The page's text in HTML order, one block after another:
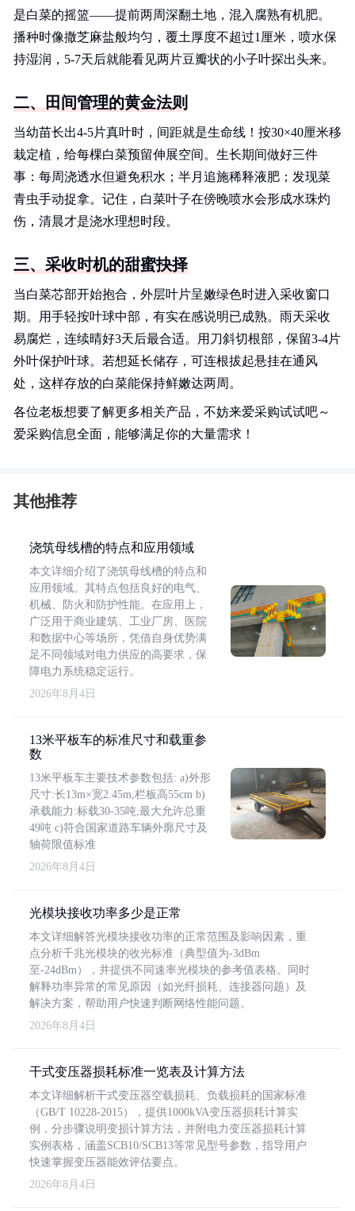
是白菜的摇篮——提前两周深翻土地，混入腐熟有机肥。
播种时像撒芝麻盐般均匀，覆土厚度不超过1厘米，喷水保
持湿润，5-7天后就能看见两片豆瓣状的小子叶探出头来。
二、田间管理的黄金法则
当幼苗长出4-5片真叶时，间距就是生命线！按30×40厘米移
栽定植，给每棵白菜预留伸展空间。生长期间做好三件
事：每周浇透水但避免积水；半月追施稀释液肥；发现菜
青虫手动捉拿。记住，白菜叶子在傍晚喷水会形成水珠灼
伤，清晨才是浇水理想时段。
三、采收时机的甜蜜抉择
当白菜芯部开始抱合，外层叶片呈嫩绿色时进入采收窗口
期。用手轻按叶球中部，有实在感说明已成熟。雨天采收
易腐烂，连续晴好3天后最合适。用刀斜切根部，保留3-4片
外叶保护叶球。若想延长储存，可连根拔起悬挂在通风
处，这样存放的白菜能保持鲜嫩达两周。
各位老板想要了解更多相关产品，不妨来爱采购试试吧～
爱采购信息全面，能够满足你的大量需求！
其他推荐
浇筑母线槽的特点和应用领域
本文详细介绍了浇筑母线槽的特点和
应用领域。其特点包括良好的电气、
机械、防火和防护性能。在应用上，
广泛用于商业建筑、工业厂房、医院
和数据中心等场所，凭借自身优势满
足不同领域对电力供应的高要求，保
障电力系统稳定运行。
2026年8月4日
13米平板车的标准尺寸和载重参
数
13米平板车主要技术参数包括: a)外形
尺寸:长13m×宽2.45m,栏板高55cm b)
承载能力:标载30-35吨,最大允许总重
49吨 c)符合国家道路车辆外廓尺寸及
轴荷限值标准
2026年8月4日
光模块接收功率多少是正常
本文详细解答光模块接收功率的正常范围及影响因素，重
点分析千兆光模块的收光标准（典型值为-3dBm
至-24dBm），并提供不同速率光模块的参考值表格。同时
解释功率异常的常见原因（如光纤损耗、连接器问题）及
解决方案，帮助用户快速判断网络性能问题。
2026年8月4日
干式变压器损耗标准一览表及计算方法
本文详细解析干式变压器空载损耗、负载损耗的国家标准
（GB/T 10228-2015），提供1000kVA变压器损耗计算实
例，分步骤说明变损计算方法，并附电力变压器损耗计算
实例表格，涵盖SCB10/SCB13等常见型号参数，指导用户
快速掌握变压器能效评估要点。
2026年8月4日